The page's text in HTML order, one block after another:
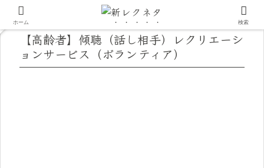
【高齢者】傾聴（話し相手）レクリエーシ
ョンサービス（ボランティア）
ホーム 検索